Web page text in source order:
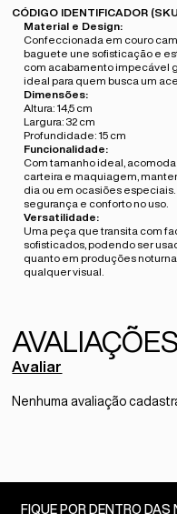
CÓDIGO IDENTIFICADOR
Material e Design:
Confeccionada em couro
baguete une sofisticação e
com acabamento impecável
ideal para quem busca um
Dimensões:
Altura: 14,5 cm
Largura: 32 cm
Profundidade: 15 cm
Funcionalidade:
Com tamanho ideal,
carteira e maquiagem,
dia ou em ocasiões
segurança e conforto no uso.
Versatilidade:
Uma peça que transita com
sofisticados, podendo ser
quanto em produções
qualquer visual.
Avaliar
Nenhuma avaliação
FIQUE POR DENTRO DAS